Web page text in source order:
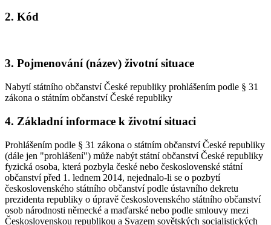
2. Kód
3. Pojmenování (název) životní situace
Nabytí státního občanství České republiky prohlášením podle § 31
zákona o státním občanství České republiky
4. Základní informace k životní situaci
Prohlášením podle § 31 zákona o státním občanství České republiky
(dále jen "prohlášení") může nabýt státní občanství České republiky
fyzická osoba, která pozbyla české nebo československé státní
občanství před 1. lednem 2014, nejednalo-li se o pozbytí
československého státního občanství podle ústavního dekretu
prezidenta republiky o úpravě československého státního občanství
osob národnosti německé a maďarské nebo podle smlouvy mezi
Československou republikou a Svazem sovětských socialistických